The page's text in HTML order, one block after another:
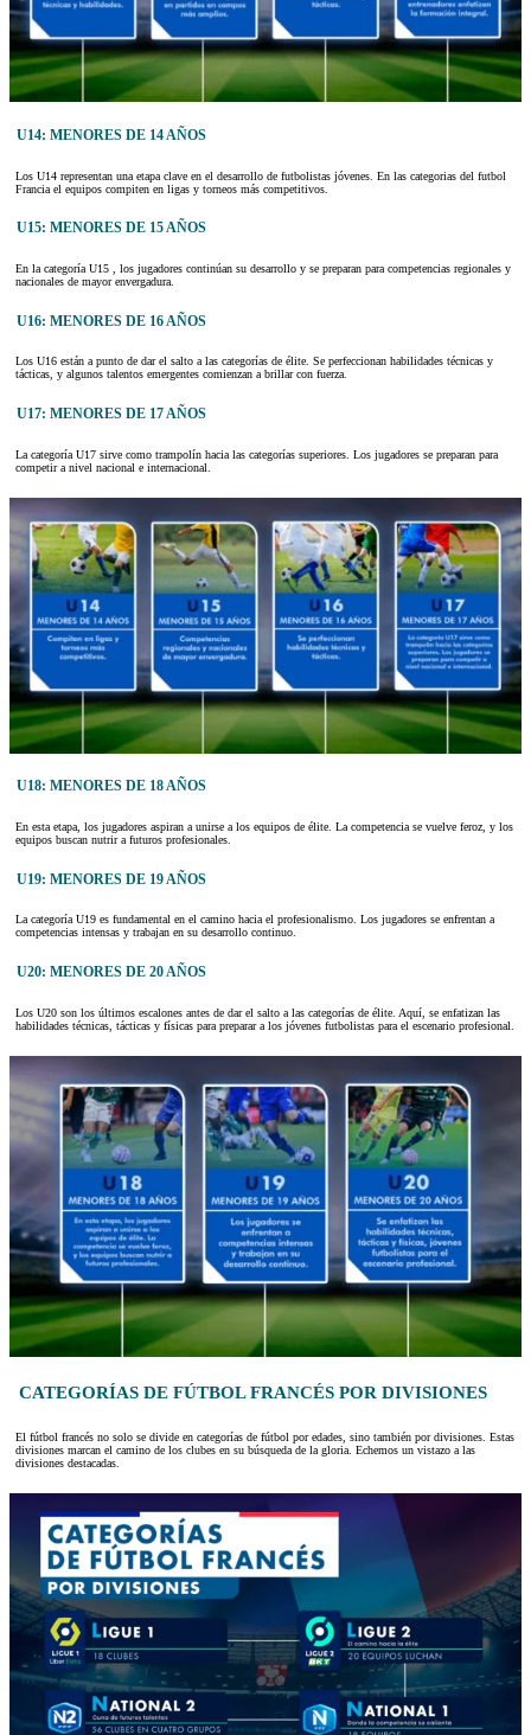
U14: MENORES DE 14 AÑOS
Los U14 representan una etapa clave en el desarrollo de futbolistas jóvenes. En las categorias del futbol
Francia el equipos compiten en ligas y torneos más competitivos.
U15: MENORES DE 15 AÑOS
En la categoría U15 , los jugadores continúan su desarrollo y se preparan para competencias regionales y
nacionales de mayor envergadura.
U16: MENORES DE 16 AÑOS
Los U16 están a punto de dar el salto a las categorías de élite. Se perfeccionan habilidades técnicas y
tácticas, y algunos talentos emergentes comienzan a brillar con fuerza.
U17: MENORES DE 17 AÑOS
La categoría U17 sirve como trampolín hacia las categorías superiores. Los jugadores se preparan para
competir a nivel nacional e internacional.
U18: MENORES DE 18 AÑOS
En esta etapa, los jugadores aspiran a unirse a los equipos de élite. La competencia se vuelve feroz, y los
equipos buscan nutrir a futuros profesionales.
U19: MENORES DE 19 AÑOS
La categoría U19 es fundamental en el camino hacia el profesionalismo. Los jugadores se enfrentan a
competencias intensas y trabajan en su desarrollo continuo.
U20: MENORES DE 20 AÑOS
Los U20 son los últimos escalones antes de dar el salto a las categorías de élite. Aquí, se enfatizan las
habilidades técnicas, tácticas y físicas para preparar a los jóvenes futbolistas para el escenario profesional.
CATEGORÍAS DE FÚTBOL FRANCÉS POR DIVISIONES
El fútbol francés no solo se divide en categorías de fútbol por edades, sino también por divisiones. Estas
divisiones marcan el camino de los clubes en su búsqueda de la gloria. Echemos un vistazo a las
divisiones destacadas.